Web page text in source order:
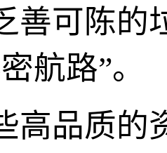
善可陈的
航路”。
高品质的